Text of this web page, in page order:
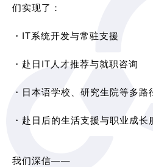
们实现了：
・IT系统开发与常驻支援
・赴日IT人才推荐与就职咨询
・日本语学校、研究生院等多路
・赴日后的生活支援与职业成长
我们深信——